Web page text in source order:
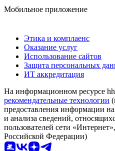
Мобильное приложение
Этика и комплаенс
Оказание услуг
Использование сайтов
Защита персональных
ИТ аккредитация
На информационном ресурсе
рекомендательные технологии
предоставления информации
и анализа сведений,
пользователей сети
Российской Федерации)